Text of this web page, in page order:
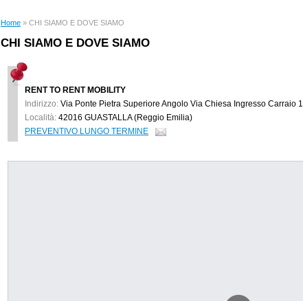
Home » CHI SIAMO E DOVE SIAMO
CHI SIAMO E DOVE SIAMO
RENT TO RENT MOBILITY
Indirizzo: Via Ponte Pietra Superiore Angolo Via Chiesa Ingresso Carraio 1
Località: 42016 GUASTALLA (Reggio Emilia)
PREVENTIVO LUNGO TERMINE